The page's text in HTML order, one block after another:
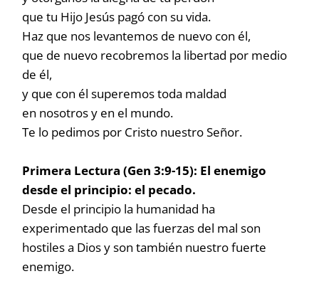
que tu Hijo Jesús pagó con su vida.
Haz que nos levantemos de nuevo con él,
que de nuevo recobremos la libertad por medio
de él,
y que con él superemos toda maldad
en nosotros y en el mundo.
Te lo pedimos por Cristo nuestro Señor.
Primera Lectura (Gen 3:9-15): El enemigo
desde el principio: el pecado.
Desde el principio la humanidad ha
experimentado que las fuerzas del mal son
hostiles a Dios y son también nuestro fuerte
enemigo.